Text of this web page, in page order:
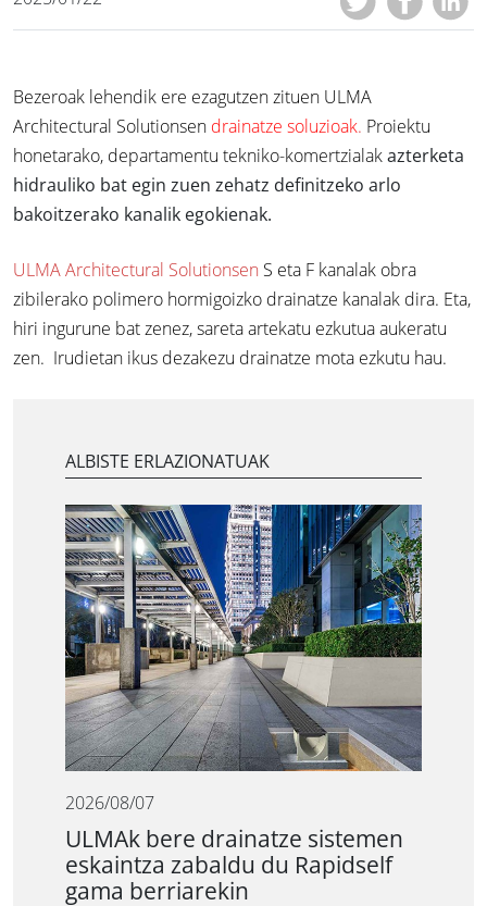
Bezeroak lehendik ere ezagutzen zituen ULMA
Architectural Solutionsen drainatze soluzioak. Proiektu
honetarako, departamentu tekniko-komertzialak azterketa
hidrauliko bat egin zuen zehatz definitzeko arlo
bakoitzerako kanalik egokienak.
ULMA Architectural Solutionsen S eta F kanalak obra
zibilerako polimero hormigoizko drainatze kanalak dira. Eta,
hiri ingurune bat zenez,sareta artekatu ezkutuaaukeratu
zen. Irudietan ikus dezakezu drainatze mota ezkutu hau.
ALBISTE ERLAZIONATUAK
2026/08/07
ULMAk bere drainatze sistemen
eskaintza zabaldu du Rapidself
gama berriarekin